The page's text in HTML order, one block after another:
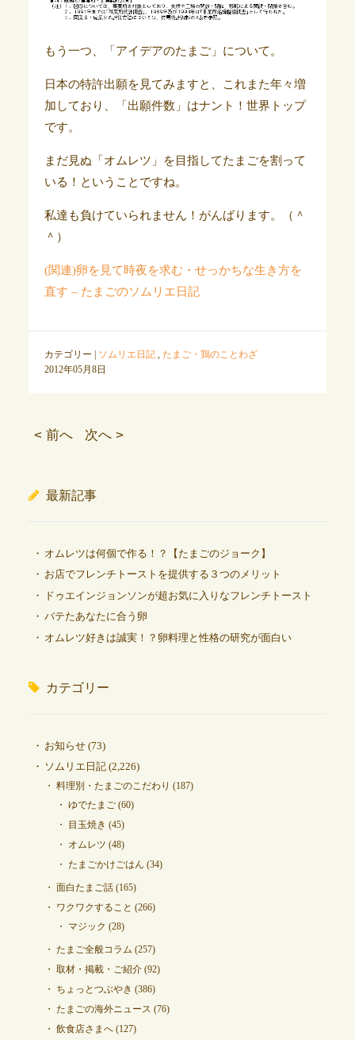
もう一つ、「アイデアのたまご」について。
日本の特許出願を見てみますと、これまた年々増
加しており、「出願件数」はナント！世界トップ
です。
まだ見ぬ「オムレツ」を目指してたまごを割って
いる！ということですね。
私達も負けていられません！がんばります。（＾
＾）
(関連)卵を見て時夜を求む・せっかちな生き方を
直す – たまごのソムリエ日記
カテゴリー | ソムリエ日記, たまご・鶏のことわざ
2012年05月8日
< 前へ 次へ >
最新記事
オムレツは何個で作る！？【たまごのジョーク】
お店でフレンチトーストを提供する３つのメリット
ドゥエインジョンソンが超お気に入りなフレンチトースト
バテたあなたに合う卵
オムレツ好きは誠実！？卵料理と性格の研究が面白い
カテゴリー
お知らせ(73)
ソムリエ日記(2,226)
料理別・たまごのこだわり (187)
ゆでたまご(60)
目玉焼き (45)
オムレツ (48)
たまごかけごはん (34)
面白たまご話(165)
ワクワクすること (266)
マジック (28)
たまご全般コラム (257)
取材・掲載・ご紹介(92)
ちょっとつぶやき (386)
たまごの海外ニュース (76)
飲食店さまへ(127)